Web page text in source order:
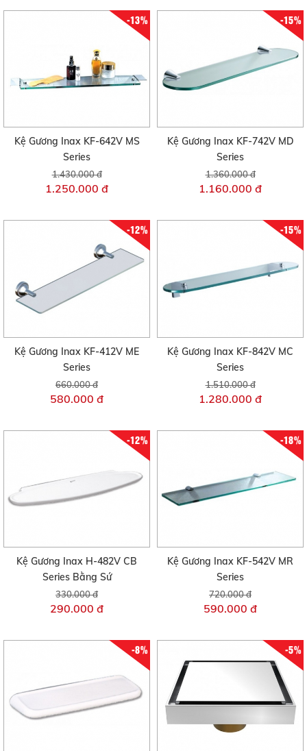
-13%
Kệ Gương Inax KF-642V MS
Series
1.430.000 đ
1.250.000 đ
-15%
Kệ Gương Inax KF-742V MD
Series
1.360.000 đ
1.160.000 đ
-12%
Kệ Gương Inax KF-412V ME
Series
660.000 đ
580.000 đ
-15%
Kệ Gương Inax KF-842V MC
Series
1.510.000 đ
1.280.000 đ
-12%
Kệ Gương Inax H-482V CB
Series Bằng Sứ
330.000 đ
290.000 đ
-18%
Kệ Gương Inax KF-542V MR
Series
720.000 đ
590.000 đ
-8% -5%